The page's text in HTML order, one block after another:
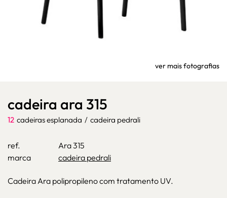
ver mais fotografias
cadeira ara 315
12 cadeiras esplanada / cadeira pedrali
ref.
Ara 315
marca
cadeira pedrali
Cadeira Ara polipropileno com tratamento UV.